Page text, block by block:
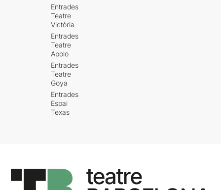
Entrades
Teatre
Victòria
Entrades
Teatre
Apolo
Entrades
Teatre
Goya
Entrades
Espai
Texas